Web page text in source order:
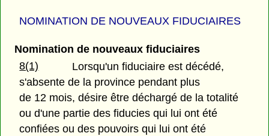
NOMINATION DE NOUVEAUX FIDUCIAIRES
Nomination de nouveaux fiduciaires
8(1)
Lorsqu'un fiduciaire est décédé,
s'absente de la province pendant plus
de 12 mois, désire être déchargé de la totalité
ou d'une partie des fiducies qui lui ont été
confiées ou des pouvoirs qui lui ont été